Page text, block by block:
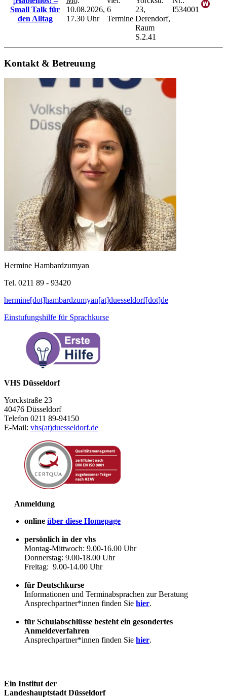
Small Talk für
den Alltag
10.08.2026,
17.30 Uhr
6
Termine
23,
Derendorf,
Raum
S.2.41
I534001
Kontakt & Betreuung
Hermine Hambardzumyan
Tel. 0211 89 - 93420
hermine[dot]hambardzumyan[at]duesseldorf[dot]de
Einstufungshilfe für Sprachkurse
VHS Düsseldorf
Yorckstraße 23
40476 Düsseldorf
Telefon 0211 89-94150
E-Mail: vhs(at)duesseldorf.de
Anmeldung
online über diese Homepage
persönlich in der vhs
Montag-Mittwoch: 9.00-16.00 Uhr
Donnerstag: 9.00-18.00 Uhr
Freitag: 9.00-14.00 Uhr
für Deutschkurse
Informationen und Terminabsprachen zur Beratung
Ansprechpartner*innen finden Sie hier.
für Schulabschlüsse besteht ein gesondertes
Anmeldeverfahren
Ansprechpartner*innen finden Sie hier.
Ein Institut der
Landeshauptstadt Düsseldorf